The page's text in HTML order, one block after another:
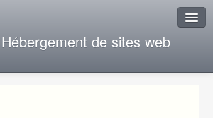
de sites web